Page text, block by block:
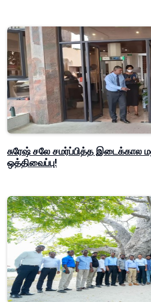
சுரேஷ் சலே சமர்ப்பித்த
ஒத்திவைப்பு!